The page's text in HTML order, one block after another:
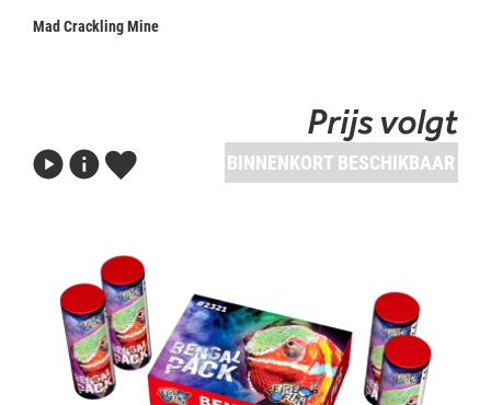
Mad Crackling Mine
Prijs volgt
BINNENKORT BESCHIKBAAR